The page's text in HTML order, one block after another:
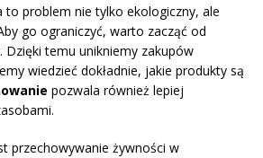
to problem nie tylko ekologiczny, ale
go ograniczyć, warto zacząć od
Dzięki temu unikniemy zakupów
wiedzieć dokładnie, jakie produkty są
pozwala również lepiej
przechowywanie żywności w